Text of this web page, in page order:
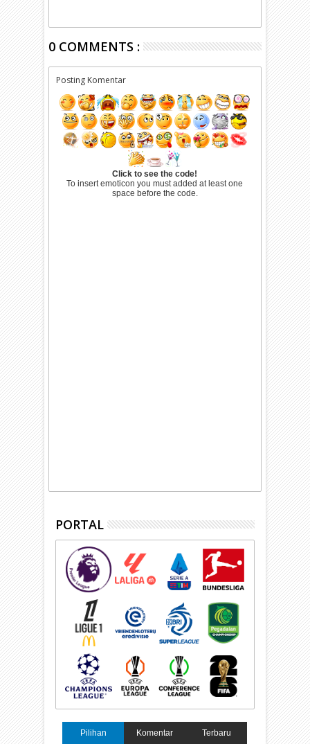
0 COMMENTS :
Posting Komentar
Click to see the code!
To insert emoticon you must added at least one
space before the code.
PORTAL
Pilihan Komentar Terbaru